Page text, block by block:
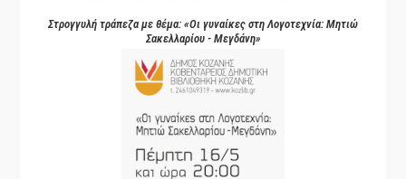
Στρογγυλή τράπεζα με θέμα: «Οι γυναίκες στη Λογοτεχνία: Μητιώ
Σακελλαρίου - Μεγδάνη»